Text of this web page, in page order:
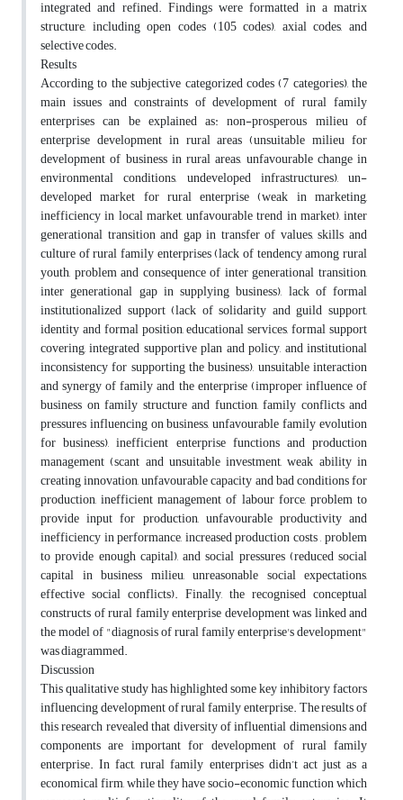
integrated and refined. Findings were formatted in a matrix
structure, including open codes (105 codes), axial codes, and
selective codes.
Results
According to the subjective categorized codes (7 categories), the
main issues and constraints of development of rural family
enterprises can be explained as: non-prosperous milieu of
enterprise development in rural areas (unsuitable milieu for
development of business in rural areas, unfavourable change in
environmental conditions, undeveloped infrastructures), un-
developed market for rural enterprise (weak in marketing,
inefficiency in local market, unfavourable trend in market), inter
generational transition and gap in transfer of values, skills and
culture of rural family enterprises (lack of tendency among rural
youth, problem and consequence of inter generational transition,
inter generational gap in supplying business), lack of formal
institutionalized support (lack of solidarity and guild support,
identity and formal position, educational services, formal support
covering, integrated supportive plan and policy, and institutional
inconsistency for supporting the business), unsuitable interaction
and synergy of family and the enterprise (improper influence of
business on family structure and function, family conflicts and
pressures influencing on business, unfavourable family evolution
for business), inefficient enterprise functions and production
management (scant and unsuitable investment, weak ability in
creating innovation, unfavourable capacity and bad conditions for
production, inefficient management of labour force, problem to
provide input for production, unfavourable productivity and
inefficiency in performance, increased production costs , problem
to provide enough capital), and social pressures (reduced social
capital in business milieu, unreasonable social expectations,
effective social conflicts). Finally, the recognised conceptual
constructs of rural family enterprise development was linked and
the model of "diagnosis of rural family enterprise's development"
was diagrammed.
Discussion
This qualitative study has highlighted some key inhibitory factors
influencing development of rural family enterprise. The results of
this research revealed that diversity of influential dimensions and
components are important for development of rural family
enterprise. In fact, rural family enterprises didn’t act just as a
economical firm, while they have socio-economic function which